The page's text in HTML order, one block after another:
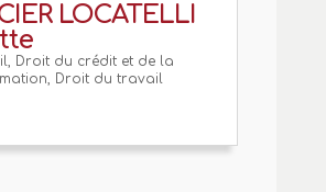
LOCATELLI
, Droit du crédit et de la
, Droit du travail